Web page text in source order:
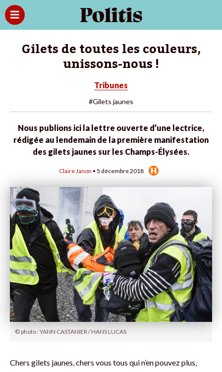
Gilets de toutes les couleurs,
unissons-nous !
Tribunes
#Gilets jaunes
Nous publions ici la lettre ouverte d’une lectrice,
rédigée au lendemain de la première manifestation
des gilets jaunes sur les Champs-Élysées.
Claire Janon • 5 décembre 2018
© photo : YANN CASTANIER / HANS LUCAS
Chers gilets jaunes, chers vous tous qui n’en pouvez plus,